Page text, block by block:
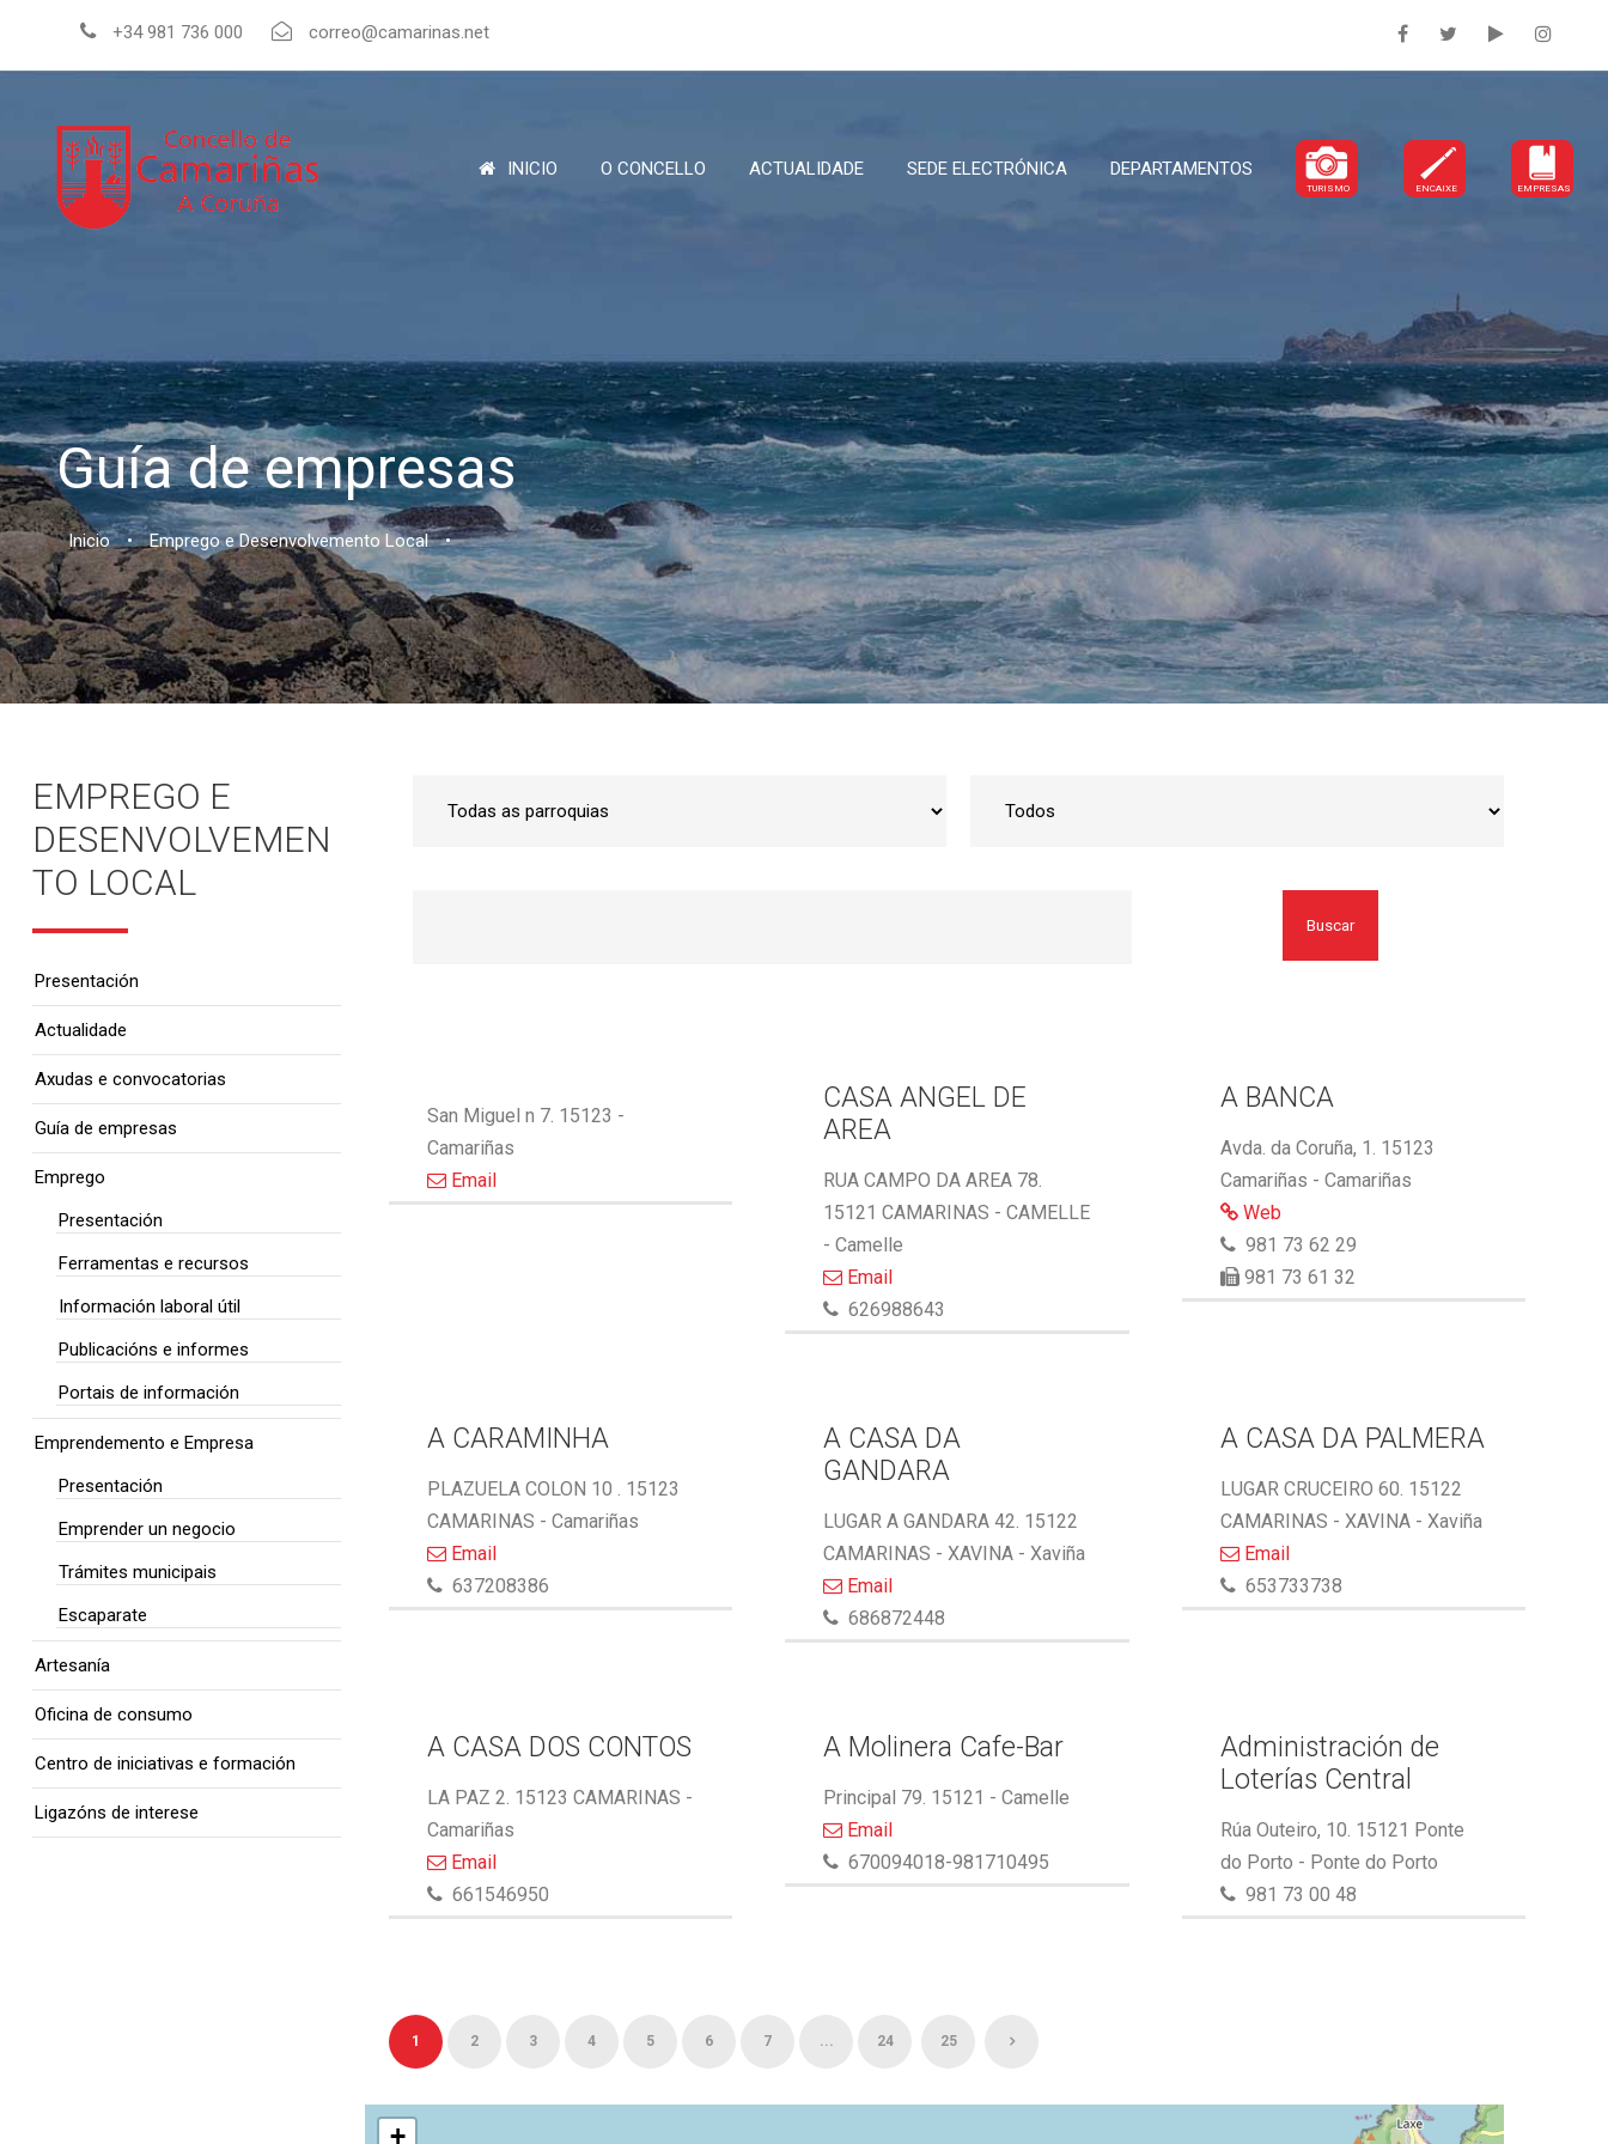
+34 981 736 000 correo@camarinas.net
INICIO O CONCELLO ACTUALIDADE SEDE ELECTRÓNICA DEPARTAMENTOS
TURISMO ENCAIXE EMPRESAS
Guía de empresas
Inicio • Emprego e Desenvolvemento Local •
Buscar
San Miguel n 7. 15123 -
Camariñas
Email
CASA ANGEL DE
AREA
RUA CAMPO DA AREA 78.
15121 CAMARINAS - CAMELLE
- Camelle
Email
626988643
A BANCA
Avda. da Coruña, 1. 15123
Camariñas - Camariñas
Web
981 73 62 29
981 73 61 32
A CARAMINHA
PLAZUELA COLON 10 . 15123
CAMARINAS - Camariñas
Email
637208386
A CASA DA
GANDARA
LUGAR A GANDARA 42. 15122
CAMARINAS - XAVINA - Xaviña
Email
686872448
A CASA DA PALMERA
LUGAR CRUCEIRO 60. 15122
CAMARINAS - XAVINA - Xaviña
Email
653733738
A CASA DOS CONTOS
LA PAZ 2. 15123 CAMARINAS -
Camariñas
Email
661546950
A Molinera Cafe-Bar
Principal 79. 15121 - Camelle
Email
670094018-981710495
Administración de
Loterías Central
Rúa Outeiro, 10. 15121 Ponte
do Porto - Ponte do Porto
981 73 00 48
1 2 3 4 5 6 7 ... 24 25
+
EMPREGO E
DESENVOLVEMEN
TO LOCAL
Presentación
Actualidade
Axudas e convocatorias
Guía de empresas
Emprego
Presentación
Ferramentas e recursos
Información laboral útil
Publicacións e informes
Portais de información
Emprendemento e Empresa
Presentación
Emprender un negocio
Trámites municipais
Escaparate
Artesanía
Oficina de consumo
Centro de iniciativas e formación
Ligazóns de interese